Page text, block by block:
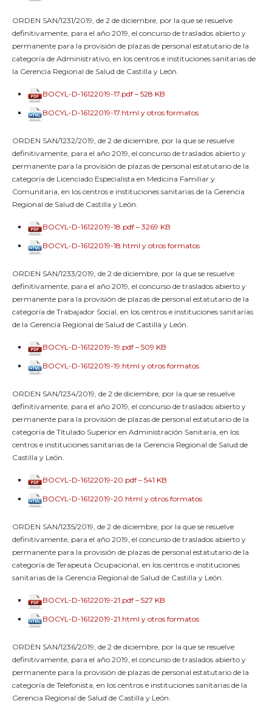
ORDEN SAN/1231/2019, de 2 de diciembre, por la que se resuelve
definitivamente, para el año 2019, el concurso de traslados abierto y
permanente para la provisión de plazas de personal estatutario de la
categoría de Administrativo, en los centros e instituciones sanitarias de
la Gerencia Regional de Salud de Castilla y León.
BOCYL-D-16122019-17.pdf – 528 KB
BOCYL-D-16122019-17.html y otros formatos
ORDEN SAN/1232/2019, de 2 de diciembre, por la que se resuelve
definitivamente, para el año 2019, el concurso de traslados abierto y
permanente para la provisión de plazas de personal estatutario de la
categoría de Licenciado Especialista en Medicina Familiar y
Comunitaria, en los centros e instituciones sanitarias de la Gerencia
Regional de Salud de Castilla y León.
BOCYL-D-16122019-18.pdf – 3269 KB
BOCYL-D-16122019-18.html y otros formatos
ORDEN SAN/1233/2019, de 2 de diciembre, por la que se resuelve
definitivamente, para el año 2019, el concurso de traslados abierto y
permanente para la provisión de plazas de personal estatutario de la
categoría de Trabajador Social, en los centros e instituciones sanitarias
de la Gerencia Regional de Salud de Castilla y León.
BOCYL-D-16122019-19.pdf – 509 KB
BOCYL-D-16122019-19.html y otros formatos
ORDEN SAN/1234/2019, de 2 de diciembre, por la que se resuelve
definitivamente, para el año 2019, el concurso de traslados abierto y
permanente para la provisión de plazas de personal estatutario de la
categoría de Titulado Superior en Administración Sanitaria, en los
centros e instituciones sanitarias de la Gerencia Regional de Salud de
Castilla y León.
BOCYL-D-16122019-20.pdf – 541 KB
BOCYL-D-16122019-20.html y otros formatos
ORDEN SAN/1235/2019, de 2 de diciembre, por la que se resuelve
definitivamente, para el año 2019, el concurso de traslados abierto y
permanente para la provisión de plazas de personal estatutario de la
categoría de Terapeuta Ocupacional, en los centros e instituciones
sanitarias de la Gerencia Regional de Salud de Castilla y León.
BOCYL-D-16122019-21.pdf – 527 KB
BOCYL-D-16122019-21.html y otros formatos
ORDEN SAN/1236/2019, de 2 de diciembre, por la que se resuelve
definitivamente, para el año 2019, el concurso de traslados abierto y
permanente para la provisión de plazas de personal estatutario de la
categoría de Telefonista, en los centros e instituciones sanitarias de la
Gerencia Regional de Salud de Castilla y León.